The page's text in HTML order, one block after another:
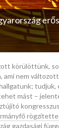
körülöttünk,
ami nem
tudjuk,
mást –
gazdasági